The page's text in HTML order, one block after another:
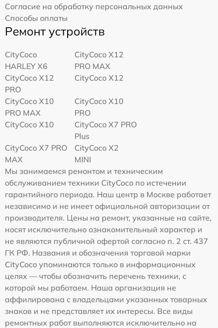
Согласие на обработку персональных данных
Способы оплаты
Ремонт устройств
CityCoco
HARLEY X6
CityCoco X12
PRO MAX
CityCoco X12
PRO
CityCoco X12
CityCoco X10
PRO MAX
CityCoco X10
PRO
CityCoco X10
CityCoco X7 PRO
Plus
CityCoco X7 PRO
MAX
CityCoco X2
MINI
Мы занимаемся ремонтом и техническим
обслуживанием техники CityCoco по истечении
гарантийного периода. Наш центр в Москве работает
независимо и не имеет официальной авторизации от
производителя. Цены на ремонт, указанные на сайте,
носят исключительно ознакомительный характер и
не являются публичной офертой согласно п. 2 ст. 437
ГК РФ. Названия и обозначения торговой марки
CityCoco упоминаются только в информационных
целях — чтобы обозначить перечень техники, с
которой мы работаем. Наша организация не
аффилирована с владельцами указанных товарных
знаков и не представляет их интересы. Все виды
ремонтных работ выполняются исключительно на